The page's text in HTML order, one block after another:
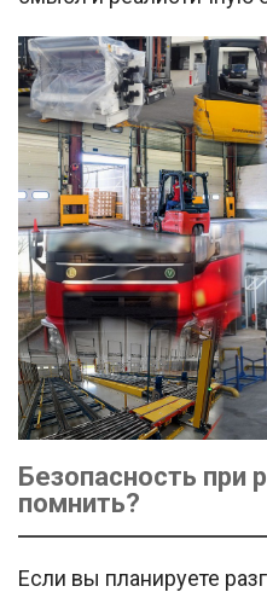
Безопасность при
помнить?
Если вы планируете